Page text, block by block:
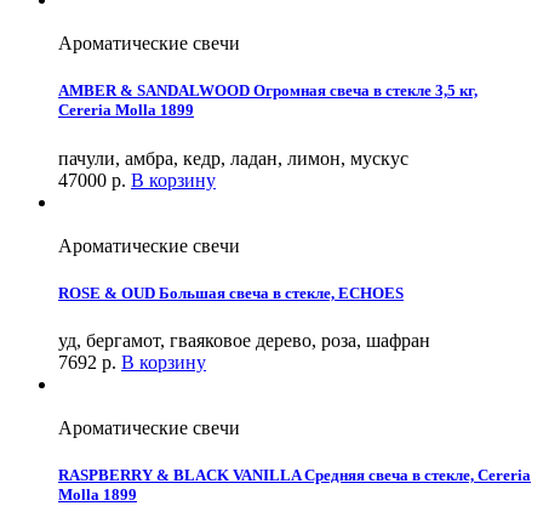
Ароматические свечи
AMBER & SANDALWOOD Огромная свеча в стекле 3,5 кг,
Cereria Molla 1899
пачули, амбра, кедр, ладан, лимон, мускус
47000 р. В корзину
Ароматические свечи
ROSE & OUD Большая свеча в стекле, ECHOES
уд, бергамот, гваяковое дерево, роза, шафран
7692 р. В корзину
Ароматические свечи
RASPBERRY & BLACK VANILLA Средняя свеча в стекле, Cereria
Molla 1899